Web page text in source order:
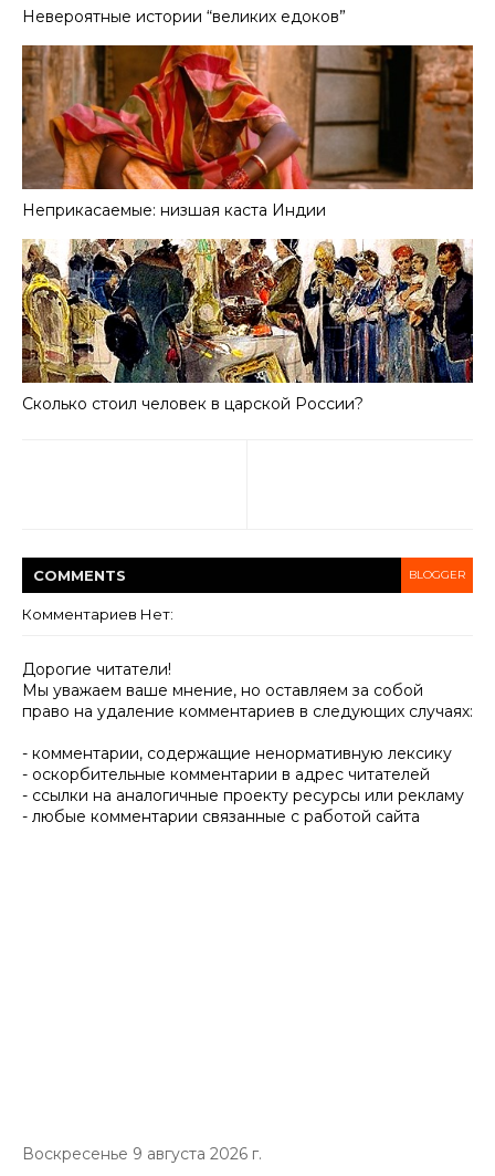
Невероятные истории “великих едоков”
Неприкасаемые: низшая каста Индии
Сколько стоил человек в царской России?
COMMENTS BLOGGER
Комментариев Нет:
Дорогие читатели!
Мы уважаем ваше мнение, но оставляем за собой
право на удаление комментариев в следующих случаях:
- комментарии, содержащие ненормативную лексику
- оскорбительные комментарии в адрес читателей
- ссылки на аналогичные проекту ресурсы или рекламу
- любые комментарии связанные с работой сайта
Воскресенье 9 августа 2026 г.